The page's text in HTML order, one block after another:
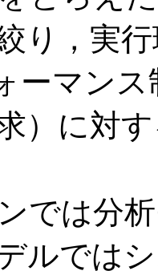
り，実
ーマン
）に対
では分
ルでは